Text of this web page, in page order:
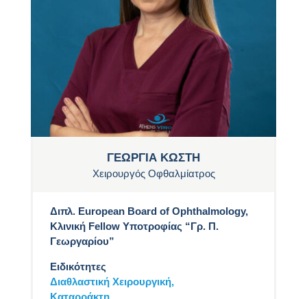
ΓΕΩΡΓΙΑ ΚΩΣΤΗ
Χειρουργός Οφθαλμίατρος
Διπλ. European Board of Ophthalmology,
Κλινική Fellow Υποτροφίας “Γρ. Π.
Γεωργαρίου”
Ειδικότητες
Διαθλαστική Χειρουργική,